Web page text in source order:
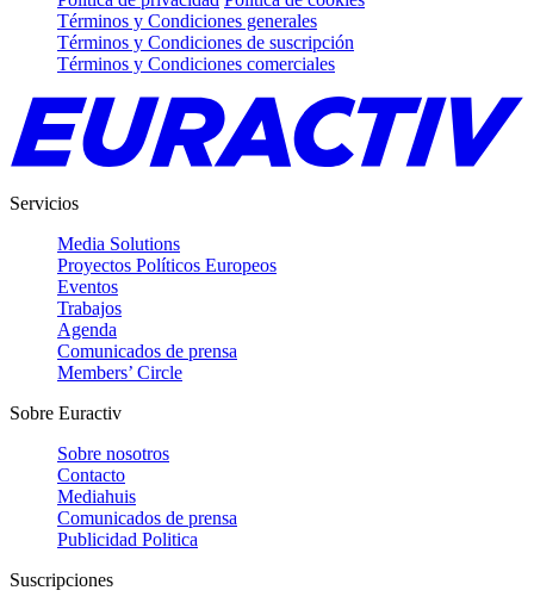
Términos y Condiciones generales
Términos y Condiciones de suscripción
Términos y Condiciones comerciales
Servicios
Media Solutions
Proyectos Políticos Europeos
Eventos
Trabajos
Agenda
Comunicados de prensa
Members’ Circle
Sobre Euractiv
Sobre nosotros
Contacto
Mediahuis
Comunicados de prensa
Publicidad Politica
Suscripciones